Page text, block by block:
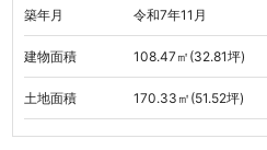
築年月 令和7年11月
建物面積 108.47㎡(32.81坪)
土地面積 170.33㎡(51.52坪)